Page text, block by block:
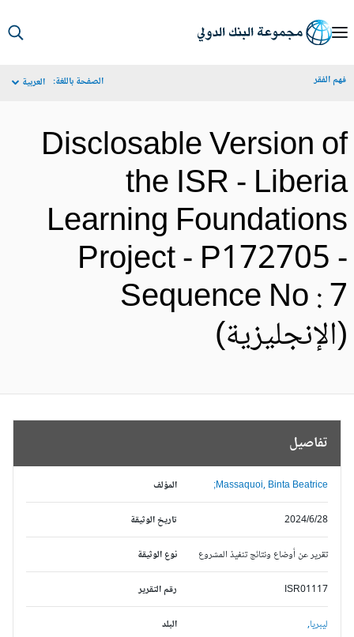
الفقر الصفحة باللغة: العربية
Disclosable Version
the ISR -
Learning
Project - P172705
Sequence No :
تفاصيل
المؤلف Massaquoi, Binta Beatrice;
تاريخ الوثيقة 2024/6/28
نوع الوثيقة تقرير عن أوضاع ونتائج تنفيذ المشروع
رقم التقرير ISR01117
البلد ليبريا,